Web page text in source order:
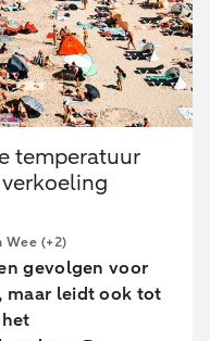
temperatuur
Wee (+2)
gevolgen voor
maar leidt ook tot